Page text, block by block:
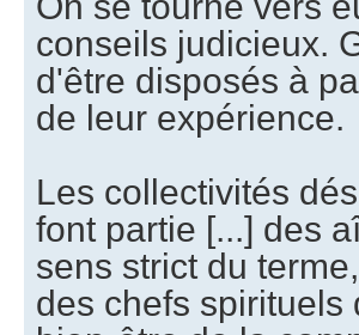
conseils judicieux.
d'être disposés à
de leur expérience.
Les collectivités
font partie [...] des
sens strict du
des chefs spirituels